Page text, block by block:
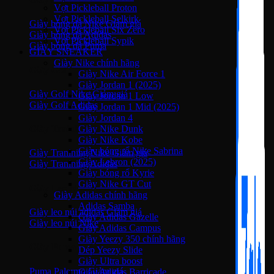
Giày bóng đá Nike
Giày bóng đá Adidas
Giày bóng đá Puma
Giày Golf
Giày Golf Nike
Giày Golf Adidas
Giày Training
Giày Tranining Nike
Giày Tranining Adidas
Giày Leo Núi
Giày leo núi adidas
Giày leo núi Nike
Puma Palermo
Vợt Pickleball Proton
Vợt Pickleball Selkirk
Vợt Pickleball Six Zero
Vợt Pickleball Sypik
GIÀY SNEAKER
Giày Nike chính hãng
Giày Nike Air Force 1
Giày Jordan 1 (2025)
Giày Jordan 1 Low
Giày Jordan 1 Mid (2025)
Giày Jordan 4
Giày Nike Dunk
Giày Nike Kobe
Giày bóng rổ Nike Sabrina
Giày Lebron (2025)
Giày bóng rổ Kyrie
Giày Nike GT Cut
Giày Adidas chính hãng
Adidas Samba
Giày Adidas Gazelle
Giày Adidas Campus
Giày Yeezy 350 chính hãng
Dép Yeezy Slide
Giày Ultra boost